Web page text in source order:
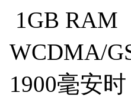
1GB RAM
WCDMA/
1900毫安时